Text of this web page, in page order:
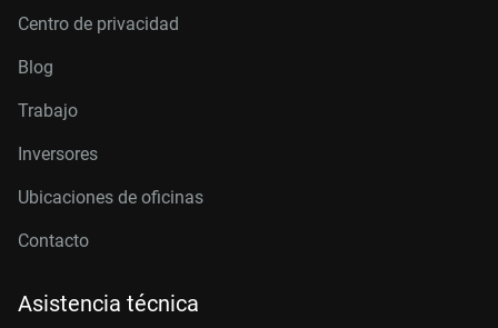
Centro de privacidad
Blog
Trabajo
Inversores
Ubicaciones de oficinas
Contacto
Asistencia técnica